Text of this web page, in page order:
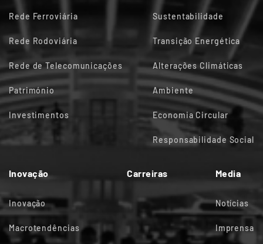
Rede Ferroviária
Rede Rodoviária
Rede de Telecomunicações
Património
Investimentos
Sustentabilidade
Transição Energética
Alterações Climáticas
Ambiente
Economia Circular
Responsabilidade Social
Inovação
Inovação
Macrotendências
Carreiras Media
Notícias
Imprensa